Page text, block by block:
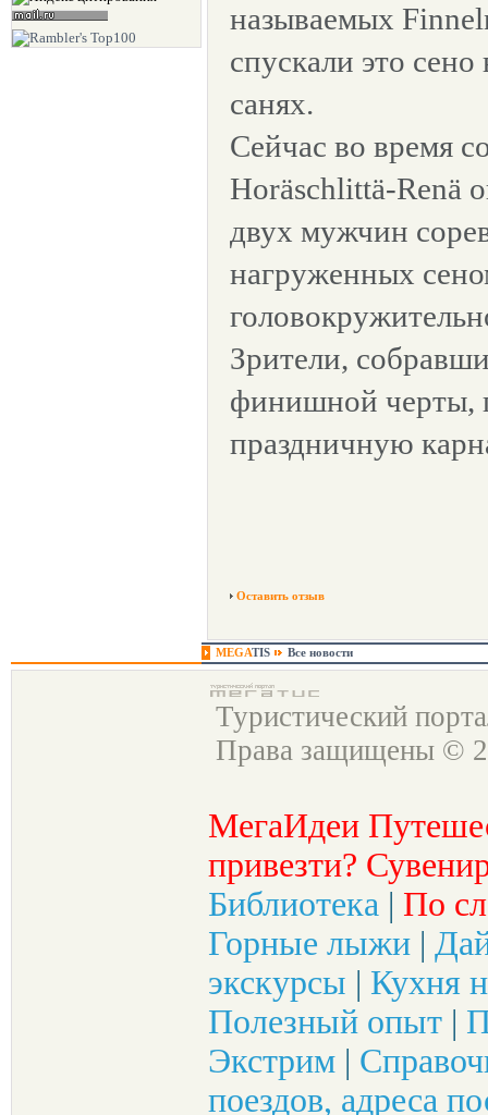
называемых
спускали это
санях.
Сейчас во время
Horäschlittä-Renä
двух мужчин
нагруженных
Зрители,
финишной черты,
праздничную
Оставить отзыв
MEGATIS Все новости
Туристический
Права защищены ©
МегаИдеи
привезти?
Библиотека | По
Горные лыжи |
экскурсы | Кухня
Полезный опыт |
Экстрим |
поездов, адреса